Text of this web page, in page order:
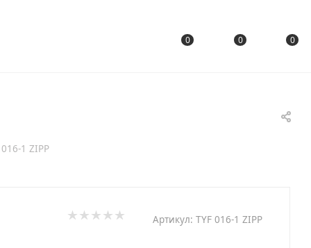
0 0 0
1 ZIPP
Артикул: TYF 016-1 ZIPP